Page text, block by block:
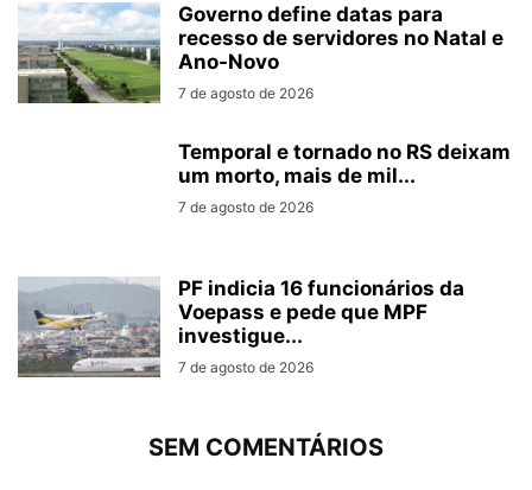
Governo define datas para
recesso de servidores no Natal e
Ano-Novo
7 de agosto de 2026
Temporal e tornado no RS deixam
um morto, mais de mil...
7 de agosto de 2026
PF indicia 16 funcionários da
Voepass e pede que MPF
investigue...
7 de agosto de 2026
SEM COMENTÁRIOS